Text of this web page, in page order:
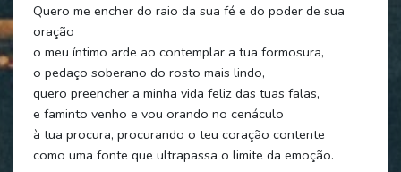
Quero me encher do raio da sua fé e do poder de sua
oração
o meu íntimo arde ao contemplar a tua formosura,
o pedaço soberano do rosto mais lindo,
quero preencher a minha vida feliz das tuas falas,
e faminto venho e vou orando no cenáculo
à tua procura, procurando o teu coração contente
como uma fonte que ultrapassa o limite da emoção.